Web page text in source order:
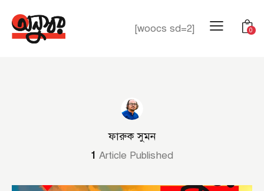
[woocs sd=2] 0
ফারুক সুমন
1 Article Published